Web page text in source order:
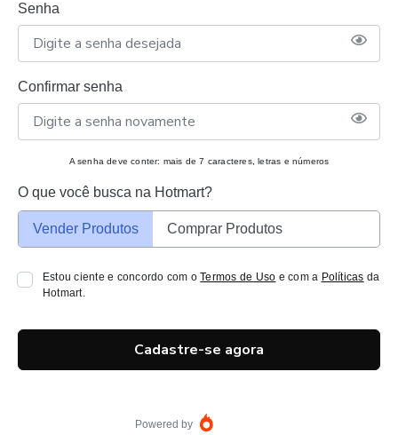
Senha
Confirmar senha
A senha deve conter: mais de 7 caracteres, letras e números
O que você busca na Hotmart?
Vender Produtos Comprar Produtos
Estou ciente e concordo com oTermos de Uso e com a Políticas da
Hotmart.
Cadastre-se agora
Powered by